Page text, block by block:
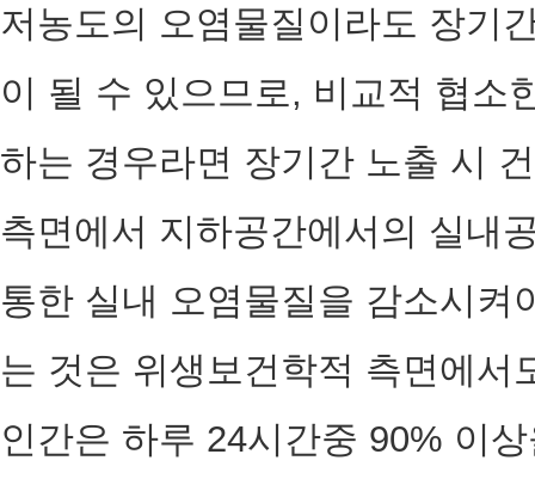
저농도의 오염물질이라도 장기
이 될 수 있으므로, 비교적 협소
하는 경우라면 장기간 노출 시
측면에서 지하공간에서의 실내
통한 실내 오염물질을 감소시켜
는 것은 위생보건학적 측면에서
인간은 하루 24시간중 90% 이